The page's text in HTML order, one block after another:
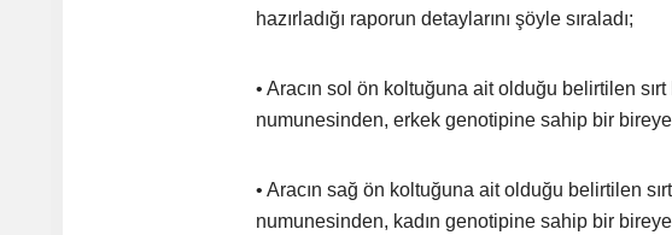
hazırladığı raporun detaylarını şöyle sıraladı;
• Aracın sol ön koltuğuna ait olduğu belirtilen sırt
numunesinden, erkek genotipine sahip bir
• Aracın sağ ön koltuğuna ait olduğu belirtilen
numunesinden, kadın genotipine sahip bir